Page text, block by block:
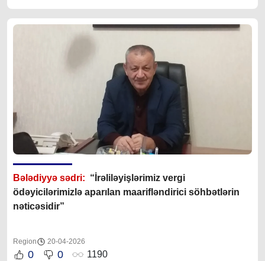
Bələdiyyə sədri: “İrəliləyişlərimiz vergi
ödəyicilərimizlə aparılan maarifləndirici söhbətlərin
nəticəsidir”
Region 20-04-2026
0 0 1190